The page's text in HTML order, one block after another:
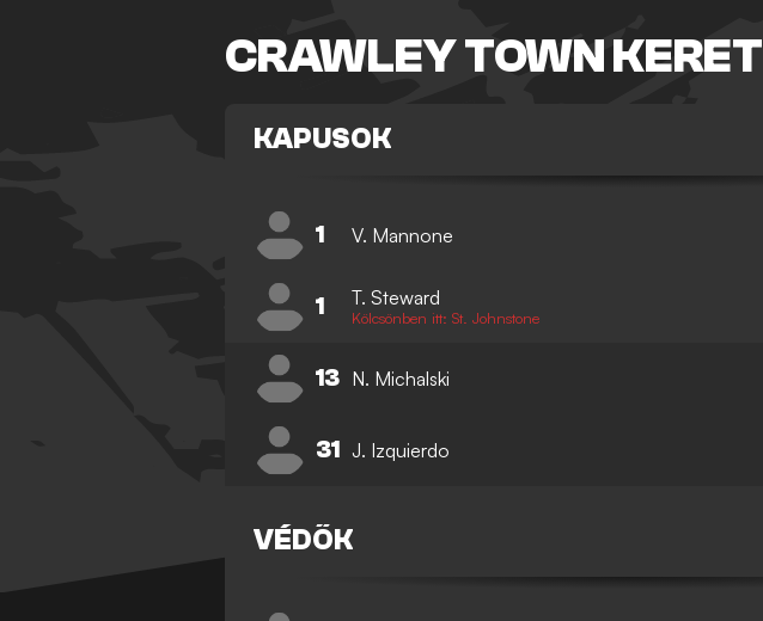
CRAWLEY TOWN KERET
KAPUSOK
1 V. Mannone
1 T. Steward
Kölcsönben itt: St. Johnstone
13 N. Michalski
31 J. Izquierdo
VÉDŐK